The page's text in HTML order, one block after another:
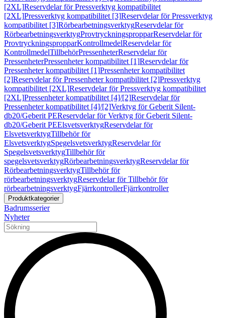
[2XL]Reservdelar för Pressverktyg kompatibilitet
[2XL]Pressverktyg kompatibilitet [3]Reservdelar för Pressverktyg
kompatibilitet [3]RörbearbetningsverktygReservdelar för
RörbearbetningsverktygProvtryckningspropparReservdelar för
ProvtryckningspropparKontrollmedelReservdelar för
KontrollmedelTillbehörPressenheterReservdelar för
PressenheterPressenheter kompatibilitet [1]Reservdelar för
Pressenheter kompatibilitet [1]Pressenheter kompatibilitet
[2]Reservdelar för Pressenheter kompatibilitet [2]Pressverktyg
kompatibilitet [2XL]Reservdelar för Pressverktyg kompatibilitet
[2XL]Pressenheter kompatibilitet [4]/[2]Reservdelar för
Pressenheter kompatibilitet [4]/[2]Verktyg för Geberit Silent-
db20/Geberit PEReservdelar för Verktyg för Geberit Silent-
db20/Geberit PEElsvetsverktygReservdelar för
ElsvetsverktygTillbehör för
ElsvetsverktygSpegelsvetsverktygReservdelar för
SpegelsvetsverktygTillbehör för
spegelsvetsverktygRörbearbetningsverktygReservdelar för
RörbearbetningsverktygTillbehör för
rörbearbetningsverktygReservdelar för Tillbehör för
rörbearbetningsverktygFjärrkontrollerFjärrkontroller
Produktkategorier
Badrumsserier
Nyheter